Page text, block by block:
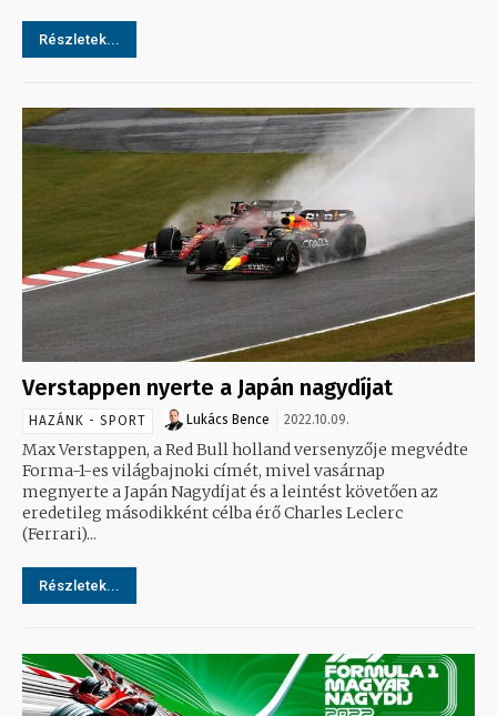
Részletek...
Verstappen nyerte a Japán nagydíjat
HAZÁNK - SPORT Lukács Bence 2022.10.09.
Max Verstappen, a Red Bull holland versenyzője megvédte
Forma-1-es világbajnoki címét, mivel vasárnap
megnyerte a Japán Nagydíjat és a leintést követően az
eredetileg másodikként célba érő Charles Leclerc
(Ferrari)...
Részletek...